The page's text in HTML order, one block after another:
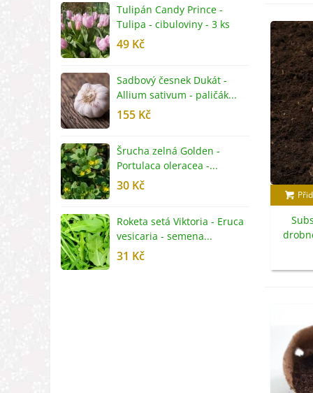
Tulipán Candy Prince -
Tulipa - cibuloviny - 3 ks
49 Kč
Sadbový česnek Dukát -
Allium sativum - paličák...
155 Kč
Šrucha zelná Golden -
Portulaca oleracea -...
30 Kč
Roketa setá Viktoria - Eruca
vesicaria - semena...
31 Kč